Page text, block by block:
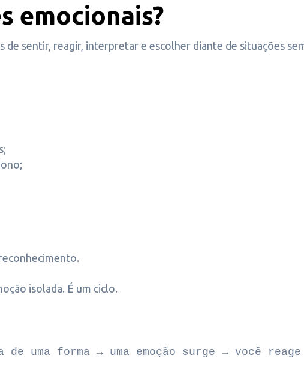
emocionais?
de sentir, reagir, interpretar e escolher diante de situações
isolada. É um ciclo.
uma forma → uma emoção surge → você